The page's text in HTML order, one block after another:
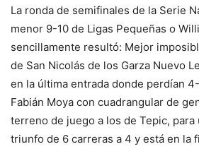
La ronda de semifinales de la Serie
menor 9-10 de Ligas Pequeñas o
sencillamente resultó: Mejor
de San Nicolás de los Garza Nuevo
en la última entrada donde perdían
Fabián Moya con cuadrangular de
terreno de juego a los de Tepic, para
triunfo de 6 carreras a 4 y está en la